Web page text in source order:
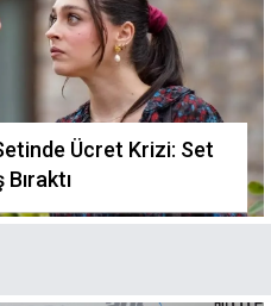
Ücret Krizi: Set
Bıraktı